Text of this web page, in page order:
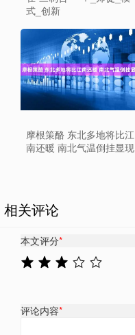
式_创新
摩根策酪 东北多地将比江
南还暖 南北气温倒挂显现
相关评论
本文评分*
评论内容*